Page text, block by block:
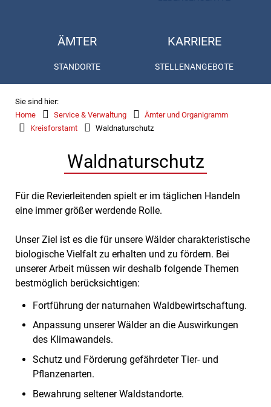
ÄMTER
STANDORTE
KARRIERE
STELLENANGEBOTE
Sie sind hier:
Home
Service & Verwaltung
Ämter und Organigramm
Kreisforstamt
Waldnaturschutz
Waldnaturschutz
Für die Revierleitenden spielt er im täglichen Handeln
eine immer größer werdende Rolle.
Unser Ziel ist es die für unsere Wälder charakteristische
biologische Vielfalt zu erhalten und zu fördern. Bei
unserer Arbeit müssen wir deshalb folgende Themen
bestmöglich berücksichtigen:
Fortführung der naturnahen Waldbewirtschaftung.
Anpassung unserer Wälder an die Auswirkungen
des Klimawandels.
Schutz und Förderung gefährdeter Tier- und
Pflanzenarten.
Bewahrung seltener Waldstandorte.